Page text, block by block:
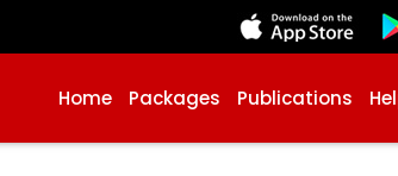
Home Packages Publications